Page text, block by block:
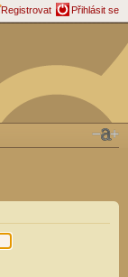
Registrovat Přihlásit se